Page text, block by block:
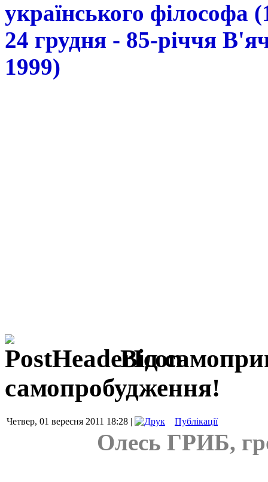
українського філософа
24 грудня - 85-річчя
1999)
Від
самопробудження!
Четвер, 01 вересня 2011 18:28 | Публікації
Олесь ГРИБ,